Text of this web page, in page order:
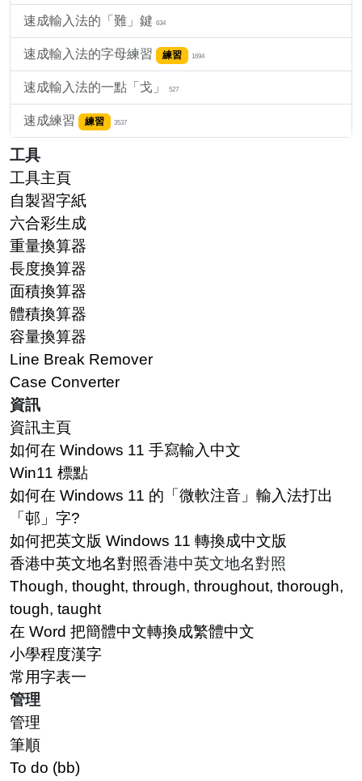
速成輸入法的「難」鍵 634
速成輸入法的字母練習 練習 1694
速成輸入法的一點「戈」 527
速成練習 練習 3537
工具
工具主頁
自製習字紙
六合彩生成
重量換算器
長度換算器
面積換算器
體積換算器
容量換算器
Line Break Remover
Case Converter
資訊
資訊主頁
如何在 Windows 11 手寫輸入中文
Win11 標點
如何在 Windows 11 的「微軟注音」輸入法打出
「邨」字?
如何把英文版 Windows 11 轉換成中文版
香港中英文地名對照香港中英文地名對照
Though, thought, through, throughout, thorough,
tough, taught
在 Word 把簡體中文轉換成繁體中文
小學程度漢字
常用字表一
管理
管理
筆順
To do (bb)